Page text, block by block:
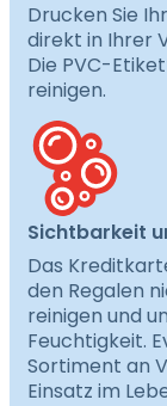
Drucken Sie
direkt in Ihrer
Die PVC-
reinigen.
Sichtbarkeit
Das
den Regalen
reinigen und
Feuchtigkeit.
Sortiment an
Einsatz im